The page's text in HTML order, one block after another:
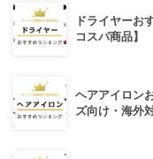
ドライヤーお
コスパ商品】
ヘアアイロン
ズ向け・海外